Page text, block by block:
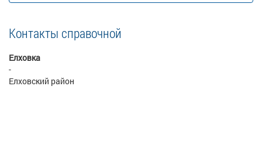
Контакты справочной
Елховка
-
Елховский район